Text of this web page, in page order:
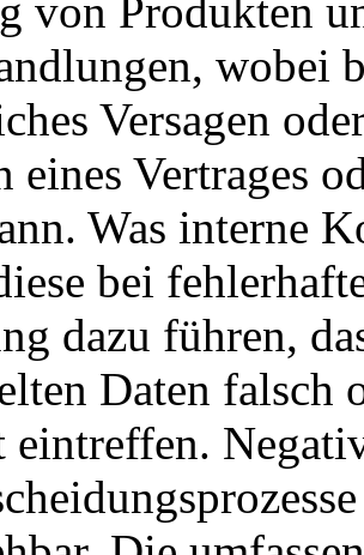
von Produkten
wobei
Versagen
eines Vertrages
Was interne
bei
dazu führen,
Daten falsch
eintreffen.